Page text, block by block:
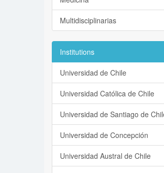
Multidisciplinarias
Institutions
Universidad de Chile
Universidad Católica de Chile
Universidad de Santiago de
Universidad de Concepción
Universidad Austral de Chile